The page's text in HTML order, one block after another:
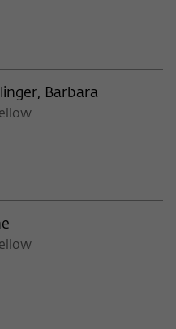
Barbara